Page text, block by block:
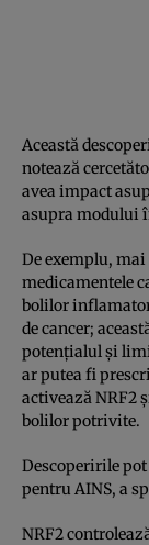
Această
notează
avea impact
asupra modului
De exemplu,
medicamentele
bolilor
de cancer;
potențialul și
ar putea fi
activează NRF2
bolilor potrivite.
Descoperirile
pentru AINS, a
NRF2